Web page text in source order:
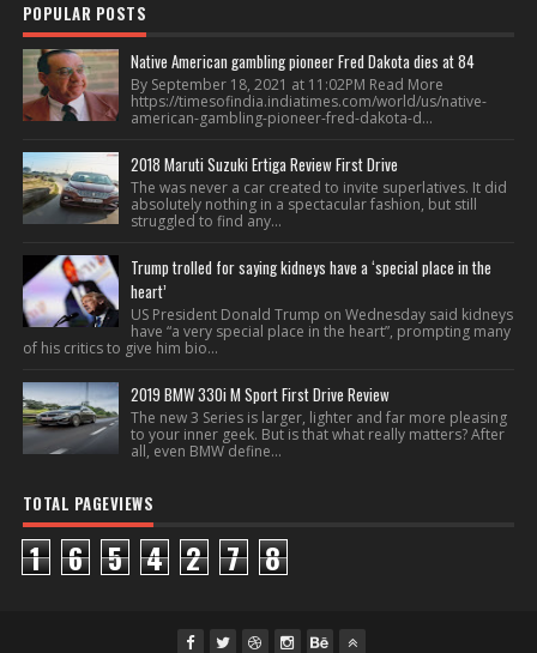
POPULAR POSTS
Native American gambling pioneer Fred Dakota dies at 84
By September 18, 2021 at 11:02PM Read More
https://timesofindia.indiatimes.com/world/us/native-
american-gambling-pioneer-fred-dakota-d...
2018 Maruti Suzuki Ertiga Review First Drive
The was never a car created to invite superlatives. It did
absolutely nothing in a spectacular fashion, but still
struggled to find any...
Trump trolled for saying kidneys have a ‘special place in the
heart’
US President Donald Trump on Wednesday said kidneys
have “a very special place in the heart”, prompting many
of his critics to give him bio...
2019 BMW 330i M Sport First Drive Review
The new 3 Series is larger, lighter and far more pleasing
to your inner geek. But is that what really matters? After
all, even BMW define...
TOTAL PAGEVIEWS
1 6 5 4 2 7 8